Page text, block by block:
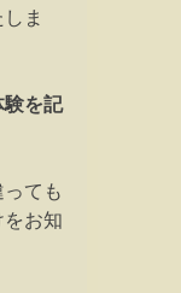
ま
を記
ても
お知